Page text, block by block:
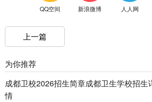
QQ空间 新浪微博 人人网
上一篇
为你推荐
成都卫校2026招生简章成都卫生学校招生
情